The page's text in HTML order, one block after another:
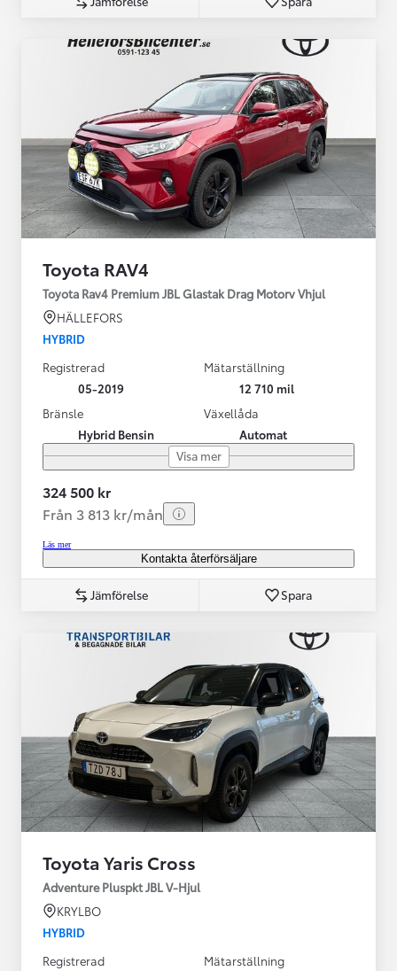
Toyota RAV4
Toyota Rav4 Premium JBL Glastak Drag Motorv Vhjul
HÄLLEFORS
HYBRID
Registrerad
05-2019
Mätarställning
12 710 mil
Bränsle
Hybrid Bensin
Växellåda
Automat
Visa mer
324 500 kr
Från 3 813 kr/mån
Läs mer
Kontakta återförsäljare
Jämförelse Spara
Toyota Yaris Cross
Adventure Pluspkt JBL V-Hjul
KRYLBO
HYBRID
Registrerad
Mätarställning